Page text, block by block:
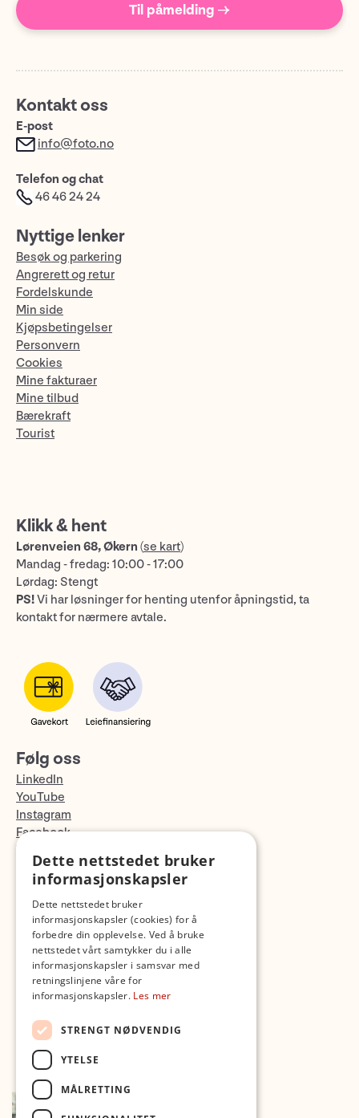
Til påmelding →
Kontakt oss
E-post
info@foto.no
Telefon og chat
46 46 24 24
Nyttige lenker
Besøk og parkering
Angrerett og retur
Fordelskunde
Min side
Kjøpsbetingelser
Personvern
Cookies
Mine fakturaer
Mine tilbud
Bærekraft
Tourist
Klikk & hent
Lørenveien 68, Økern (se kart)
Mandag - fredag: 10:00 - 17:00
Lørdag: Stengt
PS!Vi har løsninger for henting utenfor åpningstid, ta
kontakt for nærmere avtale.
Følg oss
LinkedIn
YouTube
Instagram
Facebook
TikTok
Fotopodden
Med forbehold om skrive- og lagerfeil
Dette nettstedet bruker
informasjonskapsler
Dette nettstedet bruker
informasjonskapsler (cookies) for å
forbedre din opplevelse. Ved å bruke
nettstedet vårt samtykker du i alle
informasjonskapsler i samsvar med
retningslinjene våre for
informasjonskapsler. Les mer
STRENGT NØDVENDIG
YTELSE
MÅLRETTING